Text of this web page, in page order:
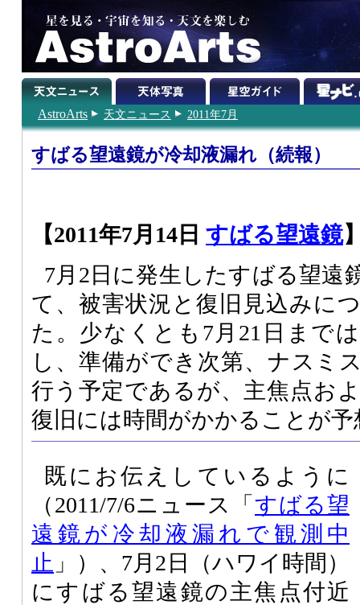
AstroArts 天文ニュース 2011年7月
すばる望遠鏡が冷却液漏れ（続報）
【2011年7月14日 すばる望遠鏡
7月2日に発生したすばる望遠
て、被害状況と復旧見込みに
た。少なくとも7月21日まで
し、準備ができ次第、ナスミ
行う予定であるが、主焦点お
復旧には時間がかかることが
既にお伝えしているように
（2011/7/6ニュース「 すばる望
遠鏡が冷却液漏れで観測中
止 」）、7月2日（ハワイ時間）
にすばる望遠鏡の主焦点付近